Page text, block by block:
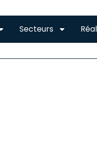
Secteurs